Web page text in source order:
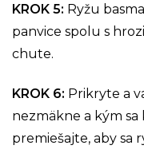
KROK 5: Ryžu
panvice spolu s
chute.
KROK 6: Prikryte a
nezmäkne a kým
premiešajte, aby sa